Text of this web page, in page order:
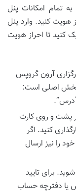
تمام امکانات پنل
هویت کنید. وارد پنل
کنید تا احراز هویت
آرون گروپس
بخش اصلی است:
پشت و روی کارت
کنید. اگر
را نیز ارسال
برای تایید
یا دفترچه حساب